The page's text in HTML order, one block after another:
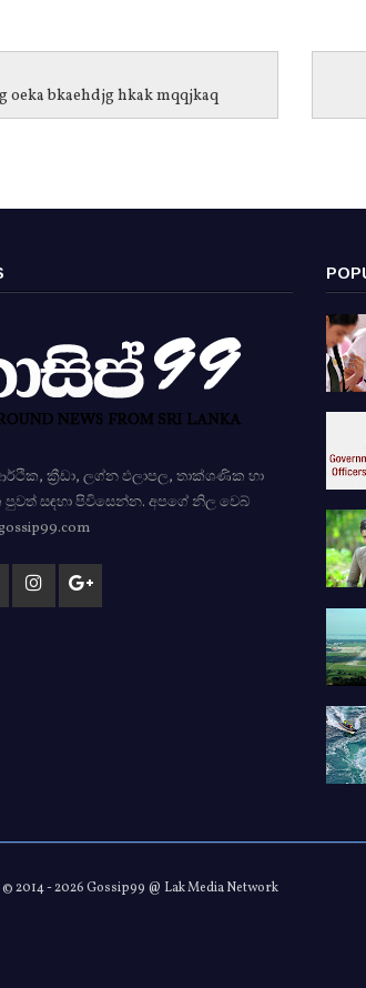
oeka bkaehdjg hkak mqqjkaq
ක්‍රීඩා, ලග්න ඵලාපල, තාක්ශණික හා
සඳහා පිවිසෙන්න. අපගේ නිල වෙබ්
2014 -2026 Gossip99 @ Lak Media Network